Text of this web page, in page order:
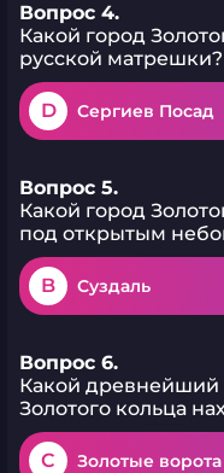
Вопрос 4.
Какой город
русской матрешки?
D Сергиев Посад
Вопрос 5.
Какой город
под открытым
B Суздаль
Вопрос 6.
Какой древнейший
Золотого кольца
C Золотые ворота